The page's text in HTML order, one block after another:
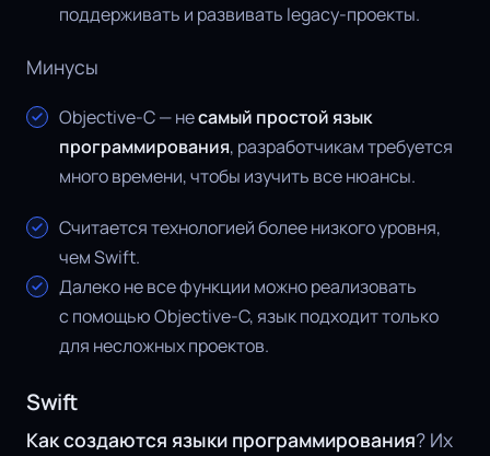
поддерживать и развивать legacy-проекты.
Минусы
Objective-C — несамый простой язык
программирования, разработчикам требуется
много времени, чтобы изучить все нюансы.
Считается технологией более низкого уровня,
чем Swift.
Далеко не все функции можно реализовать
с помощью Objective-C, язык подходит только
для несложных проектов.
Swift
Как создаются языки программирования? Их